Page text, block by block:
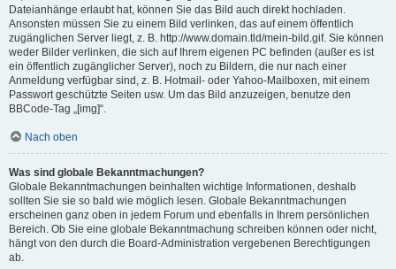
Dateianhänge erlaubt hat, können Sie das Bild auch direkt hochladen.
Ansonsten müssen Sie zu einem Bild verlinken, das auf einem öffentlich
zugänglichen Server liegt, z. B. http://www.domain.tld/mein-bild.gif. Sie können
weder Bilder verlinken, die sich auf Ihrem eigenen PC befinden (außer es ist
ein öffentlich zugänglicher Server), noch zu Bildern, die nur nach einer
Anmeldung verfügbar sind, z. B. Hotmail- oder Yahoo-Mailboxen, mit einem
Passwort geschützte Seiten usw. Um das Bild anzuzeigen, benutze den
BBCode-Tag „[img]“.
Nach oben
Was sind globale Bekanntmachungen?
Globale Bekanntmachungen beinhalten wichtige Informationen, deshalb
sollten Sie sie so bald wie möglich lesen. Globale Bekanntmachungen
erscheinen ganz oben in jedem Forum und ebenfalls in Ihrem persönlichen
Bereich. Ob Sie eine globale Bekanntmachung schreiben können oder nicht,
hängt von den durch die Board-Administration vergebenen Berechtigungen
ab.